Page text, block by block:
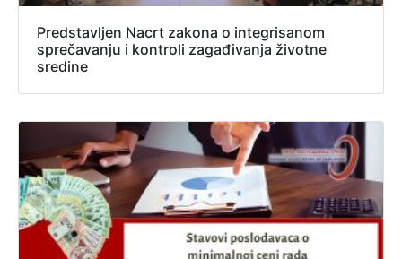
Predstavljen Nacrt zakona o integrisanom
sprečavanju i kontroli zagađivanja životne
sredine